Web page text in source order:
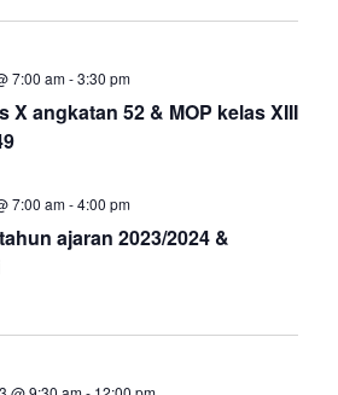
N
v
g
X angkatan 52 & MOP kelas XIII
7:00 am-3:30 pm
ajaran 2023/2024 &
7:00 am-4:00 pm